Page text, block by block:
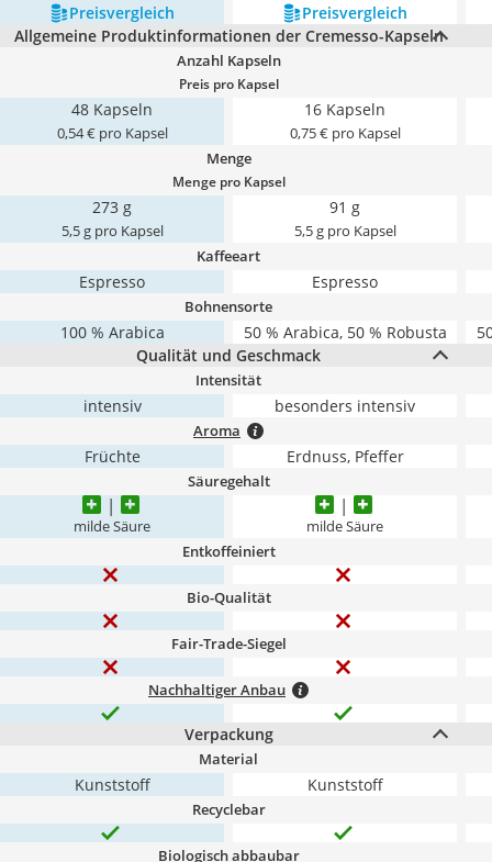
Preis­vergleich
Preis­vergleich
Allgemeine Produktinformationen der Cremesso-Kapseln
Anzahl Kapseln
Preis pro Kapsel
48 Kapseln
0,54 € pro Kapsel
16 Kapseln
0,75 € pro Kapsel
Menge
Menge pro Kapsel
273 g
5,5 g pro Kapsel
91 g
5,5 g pro Kapsel
Kaffeeart
Espresso Espresso
Bohnensorte
100 % Arabica 50 % Arabica, 50 % Robusta
Qualität und Geschmack
Intensität
intensiv besonders intensiv
Aroma
Früchte Erdnuss, Pfeffer
Säuregehalt
milde Säure milde Säure
Entkoffeiniert
Bio-Qualität
Fair-Trade-Siegel
Nachhaltiger Anbau
Verpackung
Material
Kunststoff Kunststoff
Recyclebar
Biologisch abbaubar